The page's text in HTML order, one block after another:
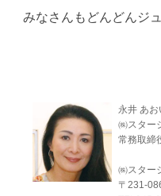
みなさんもどんどんジ
永井 あ
㈱スター
常務取締
㈱スター
〒231-